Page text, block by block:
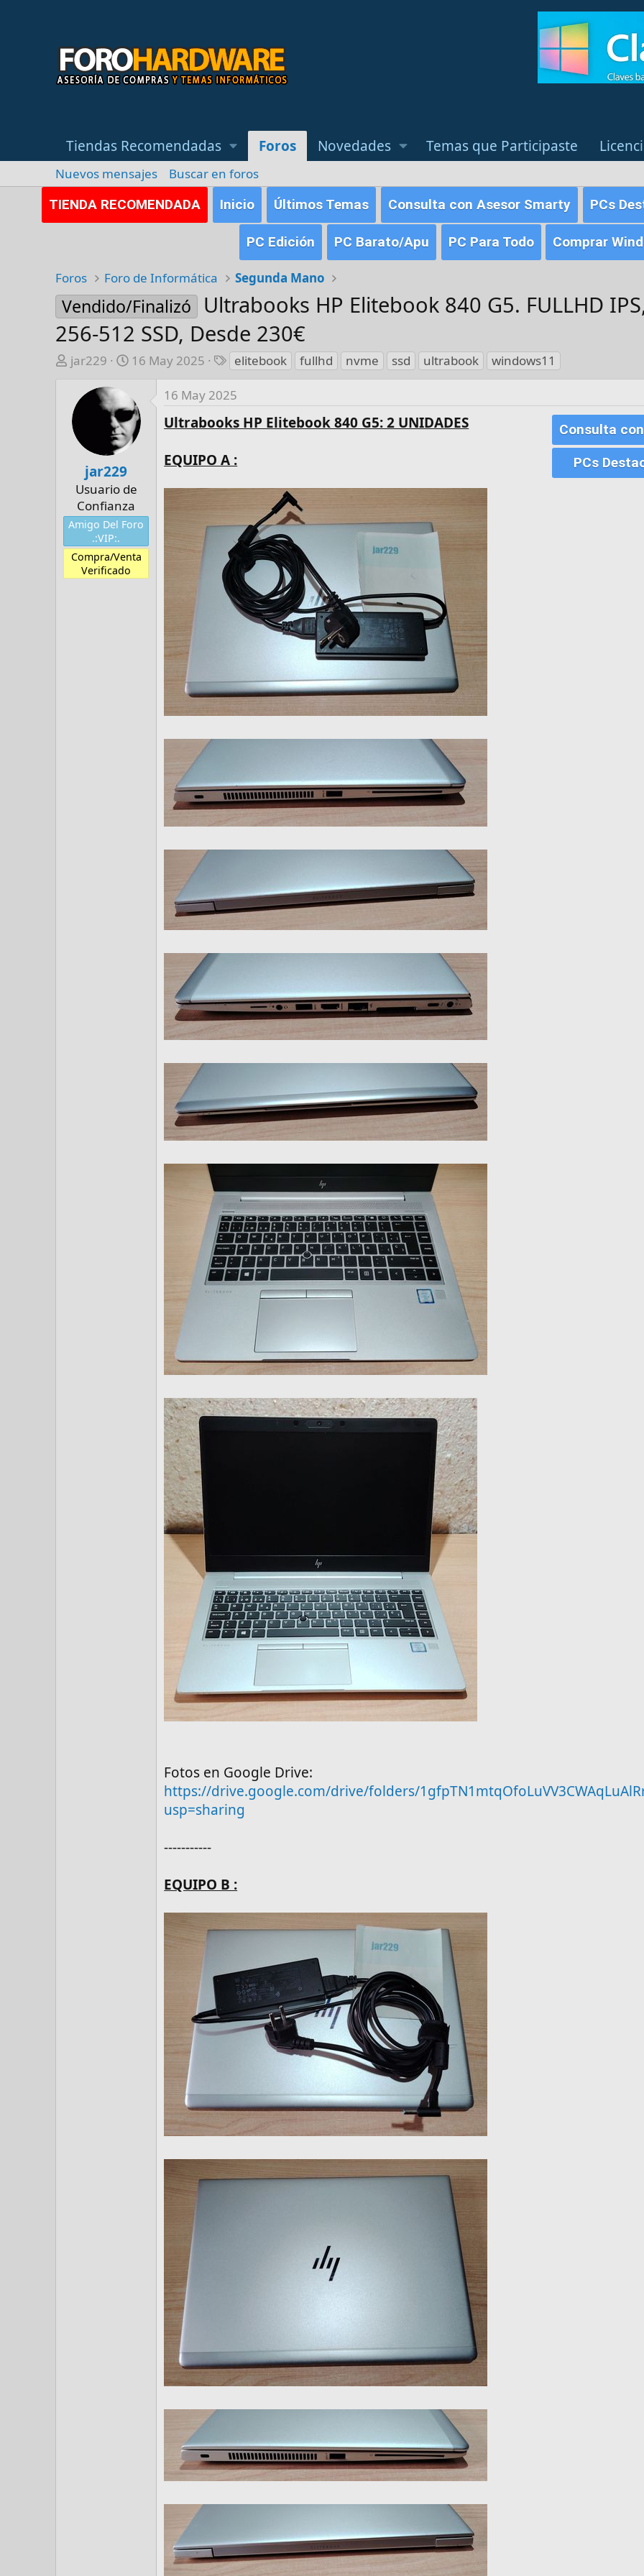
Tiendas Recomendadas Foros Novedades Temas que Participaste
Nuevos mensajes
Buscar en foros
TIENDA RECOMENDADA
Inicio Últimos Temas Consulta con Asesor Smarty PCs
PC Edición PC Barato/Apu PC Para Todo Comprar
Foros Foro de Informática Segunda Mano
Vendido/Finalizó
Ultrabooks HP Elitebook 840 G5. FULLHD
256-512 SSD, Desde 230€
A
o
r
jar229
F
h
a
d
n
i
c
o
16 May 2025
E
t
i
q
u
t
s
elitebook fullhd nvme ssd ultrabook windows11
jar229
Usuario de
Confianza
Amigo Del Foro
.:VIP:.
Compra/Venta
Verificado
16 May 2025
Consulta
PCs
Ultrabooks HP Elitebook 840 G5: 2 UNIDADES
EQUIPO A :
Fotos en Google Drive:
https://drive.google.com/drive/folders/
usp=sharing
-----------
EQUIPO B :